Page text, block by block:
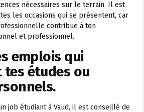
nécessaires sur le terrain. Il est
les occasions qui se présentent, car
contribue à ton
et professionnel.
emplois qui
études ou
job étudiant à Vaud, il est conseillé de